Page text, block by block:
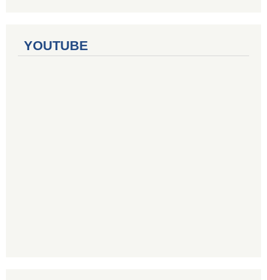
YOUTUBE